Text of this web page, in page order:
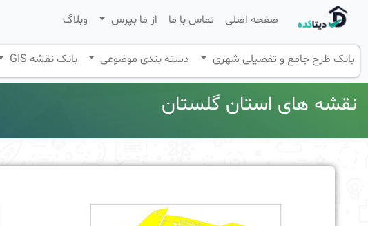
صفحه اصلی تماس با ما از ما بپرس وبلاگ
بانک طرح جامع و تفصیلی شهری دسته بندی موضوعی بانک نقشه GIS
نقشه های استان گلستان